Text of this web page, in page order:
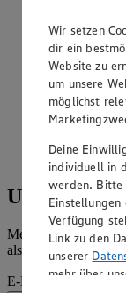
Unser
Melde dich für
als erstes.
E-Mail-Adresse
Wir setzen
dir ein
Website zu
um unsere
möglichst
Deine
individuell in
werden. Bitte
Verfügung
Link zu den
unserer
mehr über